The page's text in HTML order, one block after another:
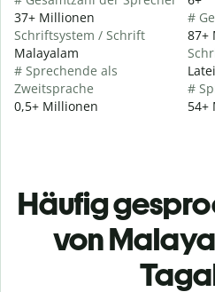
37+ Millionen
Schriftsystem / Schrift
Malayalam
# Sprechende als
Zweitsprache
0,5+ Millionen
#
87+
#
54+
Häufig
von